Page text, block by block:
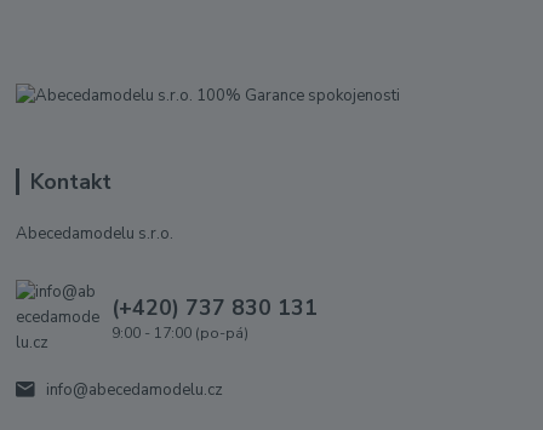
Kontakt
Abecedamodelu s.r.o.
(+420) 737 830 131
9:00 - 17:00 (po-pá)
info@abecedamodelu.cz